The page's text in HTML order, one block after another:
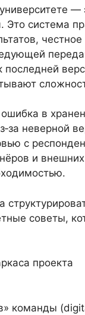
—
система
в
неверной
с
и
советы,
проекта
команды